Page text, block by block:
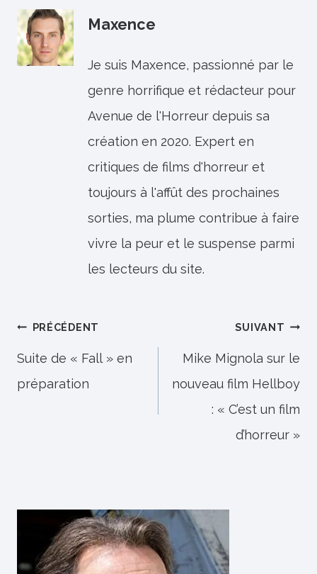
Maxence
Je suis Maxence, passionné par le
genre horrifique et rédacteur pour
Avenue de l'Horreur depuis sa
création en 2020. Expert en
critiques de films d'horreur et
toujours à l'affût des prochaines
sorties, ma plume contribue à faire
vivre la peur et le suspense parmi
les lecteurs du site.
Navigation
de
l’article
PRÉCÉDENT
Suite de « Fall » en
préparation
SUIVANT
Mike Mignola sur le
nouveau film Hellboy
: « C’est un film
d’horreur »